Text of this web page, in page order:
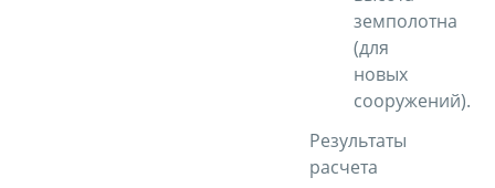
земполотна
(для
новых
сооружений).
Результаты
расчета